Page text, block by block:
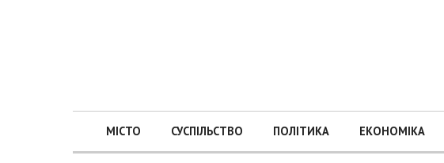
МІСТО СУСПІЛЬСТВО ПОЛІТИКА ЕКОНОМІКА